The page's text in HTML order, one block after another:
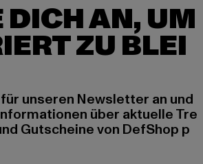
DICH AN, UM
ZU BLEI
unseren Newsletter an und
über aktuelle Tre
Gutscheine von DefShop p